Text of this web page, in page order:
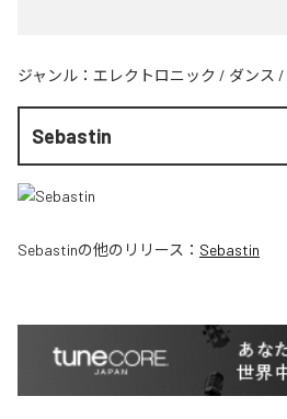
ジャンル： エレクトロニック / ダンス /
Sebastin
Sebastinの他のリリース： Sebastin